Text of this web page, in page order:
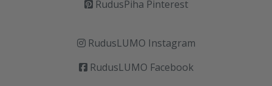
RudusPiha Pinterest
RudusLUMO Instagram
RudusLUMO Facebook